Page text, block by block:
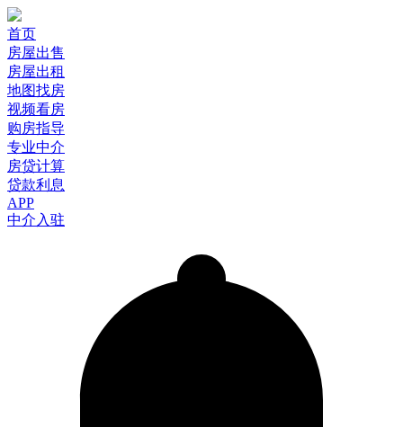
首页
房屋出售
房屋出租
地图找房
视频看房
购房指导
专业中介
房贷计算
贷款利息
APP
中介入驻